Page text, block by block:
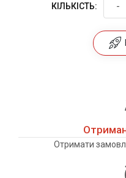
КІЛЬКІСТЬ: -
Отримати